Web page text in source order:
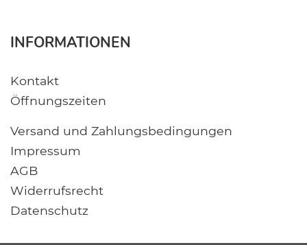
INFORMATIONEN
Kontakt
Öffnungszeiten
Versand und Zahlungsbedingungen
Impressum
AGB
Widerrufsrecht
Datenschutz